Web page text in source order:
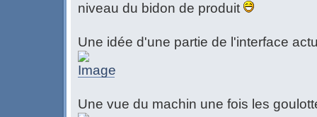
niveau du bidon de produit
Une idée d'une partie de l'interface
Une vue du machin une fois les